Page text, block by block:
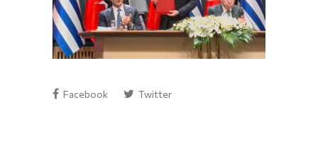
Facebook Twitter